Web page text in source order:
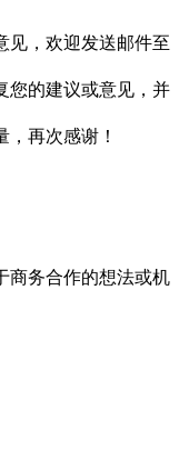
见，欢迎发送邮件至
您的建议或意见，并
再次感谢！
商务合作的想法或机